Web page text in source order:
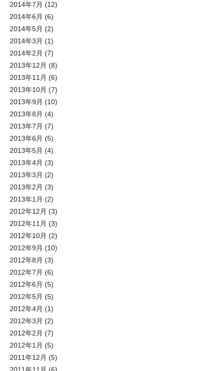
2014年7月 (12)
2014年6月 (6)
2014年5月 (2)
2014年3月 (1)
2014年2月 (7)
2013年12月 (8)
2013年11月 (6)
2013年10月 (7)
2013年9月 (10)
2013年8月 (4)
2013年7月 (7)
2013年6月 (5)
2013年5月 (4)
2013年4月 (3)
2013年3月 (2)
2013年2月 (3)
2013年1月 (2)
2012年12月 (3)
2012年11月 (3)
2012年10月 (2)
2012年9月 (10)
2012年8月 (3)
2012年7月 (6)
2012年6月 (5)
2012年5月 (5)
2012年4月 (1)
2012年3月 (2)
2012年2月 (7)
2012年1月 (5)
2011年12月 (5)